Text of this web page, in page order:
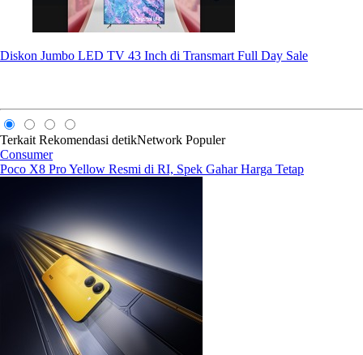
Diskon Jumbo LED TV 43 Inch di Transmart Full Day Sale
Terkait Rekomendasi detikNetwork Populer
Consumer
Poco X8 Pro Yellow Resmi di RI, Spek Gahar Harga Tetap